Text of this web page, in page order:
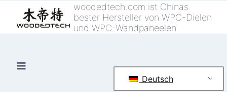
woodedtech.com ist Chinas
bester Hersteller von WPC-Dielen
und WPC-Wandpaneelen
Deutsch